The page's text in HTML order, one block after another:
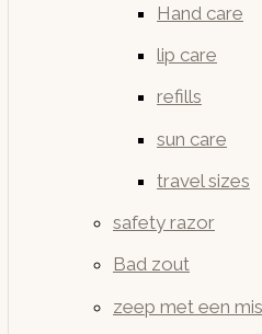
Hand care
lip care
refills
sun care
travel sizes
safety razor
Bad zout
zeep met een